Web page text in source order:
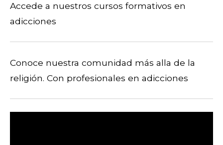
Accede a nuestros cursos formativos en
adicciones
Conoce nuestra comunidad más alla de la
religión. Con profesionales en adicciones